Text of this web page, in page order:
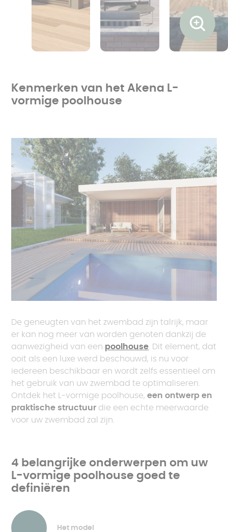
Ouvrir
Kenmerken van het Akena L-
vormige poolhouse
De geneugten van het zwembad zijn talrijk, maar
er kan nog meer van worden genoten dankzij de
aanwezigheid van een poolhouse. Dit element, dat
ooit als een luxe werd beschouwd, is nu voor
iedereen beschikbaar en wordt zelfs essentieel om
het gebruik van uw zwembad te optimaliseren.
Ontdek het L-vormige poolhouse,een ontwerp en
praktische structuur die een echte meerwaarde
voor uw zwembad zal zijn.
4 belangrijke onderwerpen om uw
L-vormige poolhouse goed te
definiëren
Het model